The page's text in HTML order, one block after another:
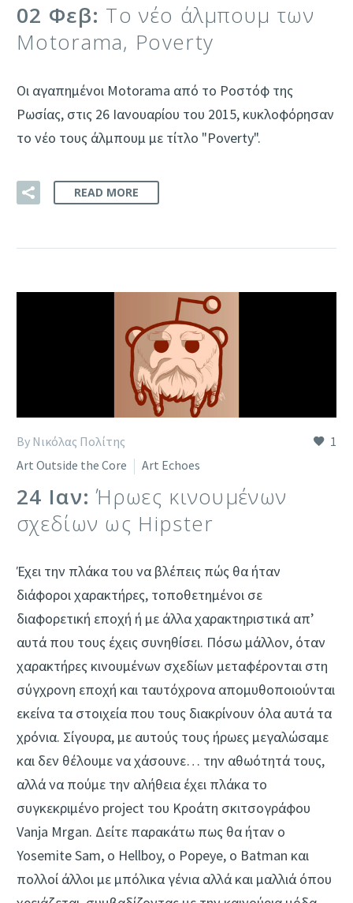
02 Φεβ: Το νέο άλμπουμ των
Motorama, Poverty
Οι αγαπημένοι Motorama από το Ροστόφ της
Ρωσίας, στις 26 Ιανουαρίου του 2015, κυκλοφόρησαν
το νέο τους άλμπουμ με τίτλο "Poverty".
READ MORE
1
By Νικόλας Πολίτης
Art Outside the Core
Art Echoes
24 Ιαν:Ήρωες κινουμένων
σχεδίων ως Hipster
Έχει την πλάκα του να βλέπεις πώς θα ήταν
διάφοροι χαρακτήρες, τοποθετημένοι σε
διαφορετική εποχή ή με άλλα χαρακτηριστικά απ’
αυτά που τους έχεις συνηθίσει. Πόσω μάλλον, όταν
χαρακτήρες κινουμένων σχεδίων μεταφέρονται στη
σύγχρονη εποχή και ταυτόχρονα απομυθοποιούνται
εκείνα τα στοιχεία που τους διακρίνουν όλα αυτά τα
χρόνια. Σίγουρα, με αυτούς τους ήρωες μεγαλώσαμε
και δεν θέλουμε να χάσουνε… την αθωότητά τους,
αλλά να πούμε την αλήθεια έχει πλάκα το
συγκεκριμένο project του Κροάτη σκιτσογράφου
Vanja Mrgan. Δείτε παρακάτω πως θα ήταν ο
Yosemite Sam, ο Hellboy, ο Popeye, ο Batman και
πολλοί άλλοι με μπόλικα γένια αλλά και μαλλιά όπου